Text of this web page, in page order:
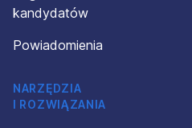
kandydatów
Powiadomienia
NARZĘDZIA
I ROZWIĄZANIA